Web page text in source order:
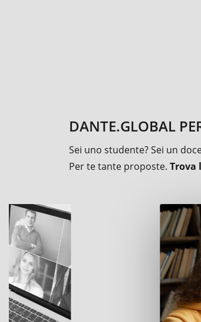
DANTE.GLOBAL
Sei uno studente? Sei un
Per te tante proposte. Trova